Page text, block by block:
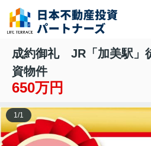
成約御礼 JR「加美駅」
資物件
650万円
1 /1